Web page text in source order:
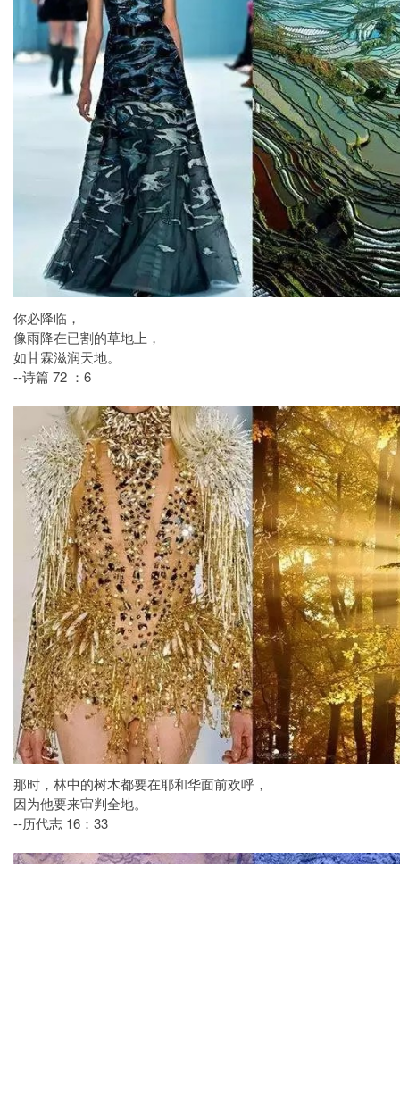
你必降临，
像雨降在已割的草地上，
如甘霖滋润天地。
--诗篇 72 ：6
那时，林中的树木都要在耶和华面前欢呼，
因为他要来审判全地。
--历代志 16：33